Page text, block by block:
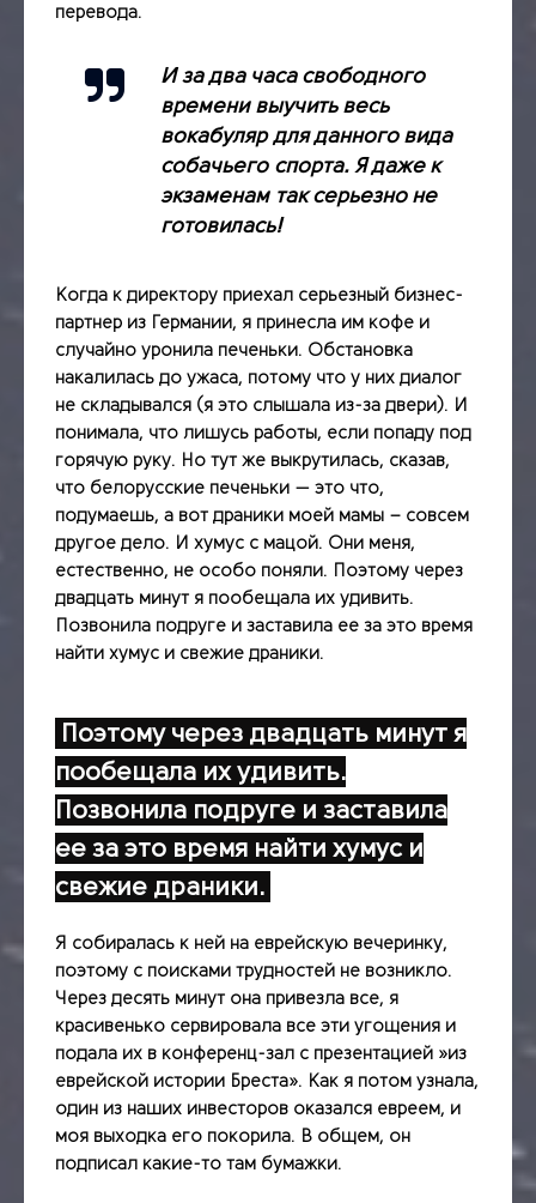
перевода.
И за два часа свободного
времени выучить весь
вокабуляр для данного вида
собачьего спорта. Я даже к
экзаменам так серьезно не
готовилась!
Когда к директору приехал серьезный бизнес-
партнер из Германии, я принесла им кофе и
случайно уронила печеньки. Обстановка
накалилась до ужаса, потому что у них диалог
не складывался (я это слышала из-за двери). И
понимала, что лишусь работы, если попаду под
горячую руку. Но тут же выкрутилась, сказав,
что белорусские печеньки — это что,
подумаешь, а вот драники моей мамы – совсем
другое дело. И хумус с мацой. Они меня,
естественно, не особо поняли. Поэтому через
двадцать минут я пообещала их удивить.
Позвонила подруге и заставила ее за это время
найти хумус и свежие драники.
Поэтому через двадцать минут я
пообещала их удивить.
Позвонила подруге и заставила
ее за это время найти хумус и
свежие драники.
Я собиралась к ней на еврейскую вечеринку,
поэтому с поисками трудностей не возникло.
Через десять минут она привезла все, я
красивенько сервировала все эти угощения и
подала их в конференц-зал с презентацией »из
еврейской истории Бреста». Как я потом узнала,
один из наших инвесторов оказался евреем, и
моя выходка его покорила. В общем, он
подписал какие-то там бумажки.